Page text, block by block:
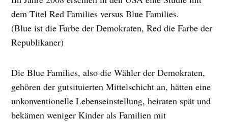
dem Titel Red Families versus Blue Families.
(Blue ist die Farbe der Demokraten, Red die Farbe der
Republikaner)
Die Blue Families, also die Wähler der Demokraten,
gehören der gutsituierten Mittelschicht an, hätten eine
unkonventionelle Lebenseinstellung, heiraten spät und
bekämen weniger Kinder als Familien mit